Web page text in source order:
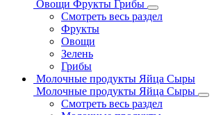
Овощи Фрукты Грибы
Смотреть весь раздел
Фрукты
Овощи
Зелень
Грибы
Молочные продукты Яйца Сыры
Молочные продукты Яйца Сыры
Смотреть весь раздел